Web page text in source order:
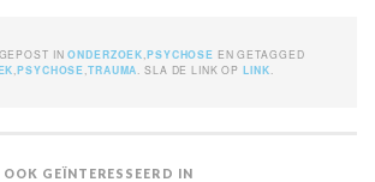
INONDERZOEK ,PSYCHOSE EN GETAGGED
,PSYCHOSE ,TRAUMA . SLA DE LINK OPLINK
GEÏNTERESSEERD IN